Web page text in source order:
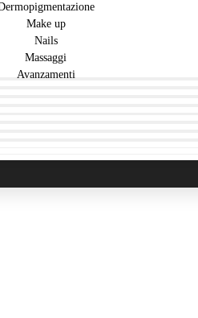
Make up
Nails
Massaggi
Avanzamenti